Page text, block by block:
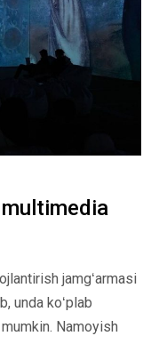
jamgʻarmasi
unda koʻplab
Namoyish